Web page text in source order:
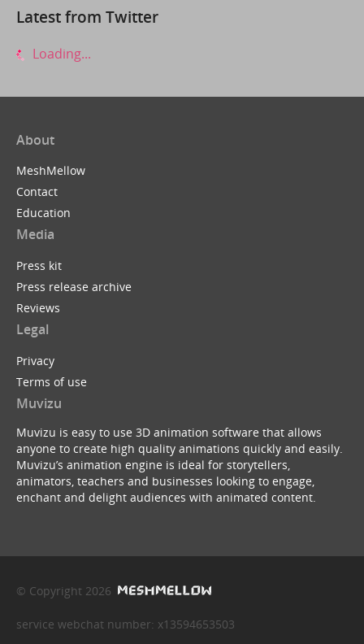
Latest from Twitter
Loading...
About
MeshMellow
Contact
Education
Media
Press kit
Press release archive
Reviews
Legal
Privacy
Terms of use
Muvizu
Muvizu is easy to use 3D animation software that allows
anyone to create high quality animations quickly and easily.
Muvizu’s animation engine is ideal for storytellers,
animators, teachers and businesses looking to engage,
enchant and delight audiences with animated content.
© Copyright 2026
service webchat number: x13594653503